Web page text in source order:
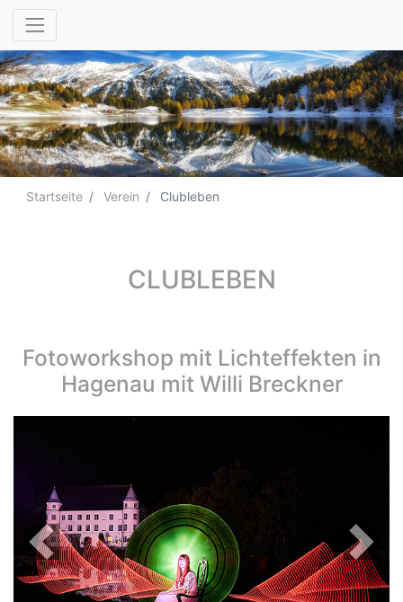
Startseite Verein Clubleben
CLUBLEBEN
Fotoworkshop mit Lichteffekten in
Hagenau mit Willi Breckner
Previous Next